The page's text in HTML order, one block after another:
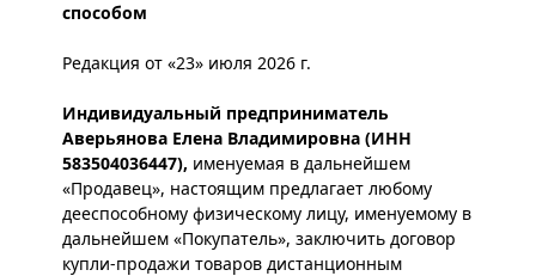
способом
Редакция от «23» июля 2026 г.
Индивидуальный предприниматель
Аверьянова Елена Владимировна (ИНН
583504036447), именуемая в дальнейшем
«Продавец», настоящим предлагает любому
дееспособному физическому лицу, именуемому в
дальнейшем «Покупатель», заключить договор
купли-продажи товаров дистанционным